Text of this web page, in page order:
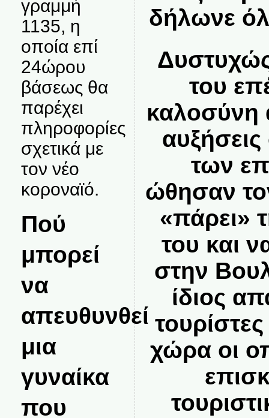
γραμμή
1135, η
οποία επί
24ώρου
βάσεως θα
παρέχει
πληροφορίες
σχετικά με
τον νέο
κοροναϊό.
Πού
μπορεί
να
απευθυνθεί
μια
γυναίκα
που
δήλωνε
του
καλοσύνη
των
ώθησαν
«πάρει»
του και
στην
ίδιος
χώρα οι